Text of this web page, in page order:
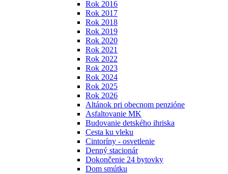
Rok 2016
Rok 2017
Rok 2018
Rok 2019
Rok 2020
Rok 2021
Rok 2022
Rok 2023
Rok 2024
Rok 2025
Rok 2026
Altánok pri obecnom penzióne
Asfaltovanie MK
Budovanie detského ihriska
Cesta ku vleku
Cintoríny - osvetlenie
Denný stacionár
Dokončenie 24 bytovky
Dom smútku